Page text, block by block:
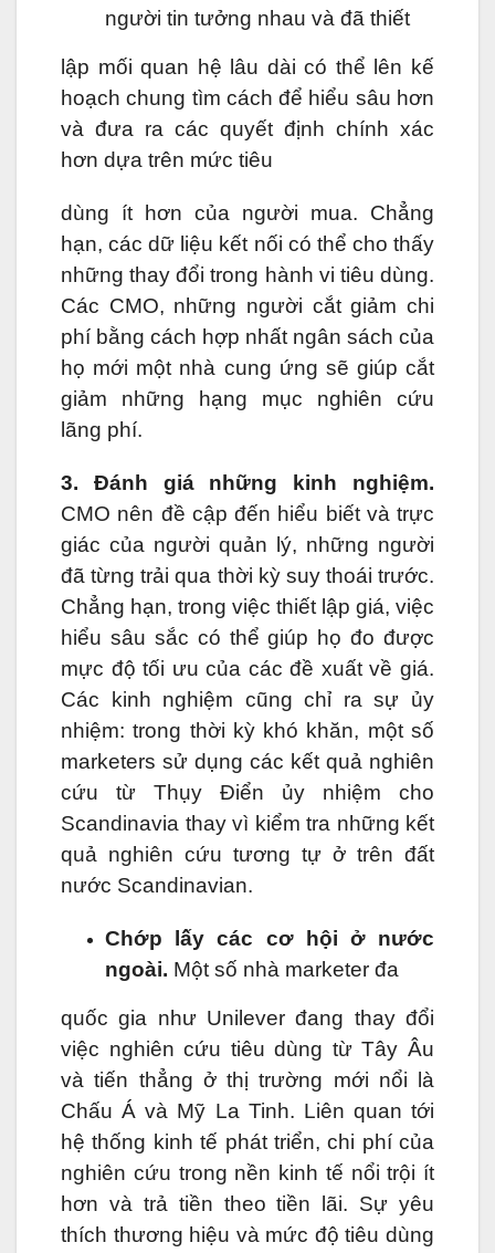
người tin tưởng nhau và đã thiết
lập mối quan hệ lâu dài có thể lên kế
hoạch chung tìm cách để hiểu sâu hơn
và đưa ra các quyết định chính xác
hơn dựa trên mức tiêu
dùng ít hơn của người mua. Chẳng
hạn, các dữ liệu kết nối có thể cho thấy
những thay đổi trong hành vi tiêu dùng.
Các CMO, những người cắt giảm chi
phí bằng cách hợp nhất ngân sách của
họ mới một nhà cung ứng sẽ giúp cắt
giảm những hạng mục nghiên cứu
lãng phí.
3. Đánh giá những kinh nghiệm.
CMO nên đề cập đến hiểu biết và trực
giác của người quản lý, những người
đã từng trải qua thời kỳ suy thoái trước.
Chẳng hạn, trong việc thiết lập giá, việc
hiểu sâu sắc có thể giúp họ đo được
mực độ tối ưu của các đề xuất về giá.
Các kinh nghiệm cũng chỉ ra sự ủy
nhiệm: trong thời kỳ khó khăn, một số
marketers sử dụng các kết quả nghiên
cứu từ Thụy Điển ủy nhiệm cho
Scandinavia thay vì kiểm tra những kết
quả nghiên cứu tương tự ở trên đất
nước Scandinavian.
Chớp lấy các cơ hội ở nước
ngoài. Một số nhà marketer đa
quốc gia như Unilever đang thay đổi
việc nghiên cứu tiêu dùng từ Tây Âu
và tiến thẳng ở thị trường mới nổi là
Chấu Á và Mỹ La Tinh. Liên quan tới
hệ thống kinh tế phát triển, chi phí của
nghiên cứu trong nền kinh tế nổi trội ít
hơn và trả tiền theo tiền lãi. Sự yêu
thích thương hiệu và mức độ tiêu dùng